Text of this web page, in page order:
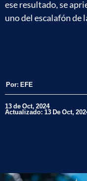
ese resultado, se
uno del escalafón de
Por: EFE
13 de Oct, 2024
Actualizado: 13 De Oct,